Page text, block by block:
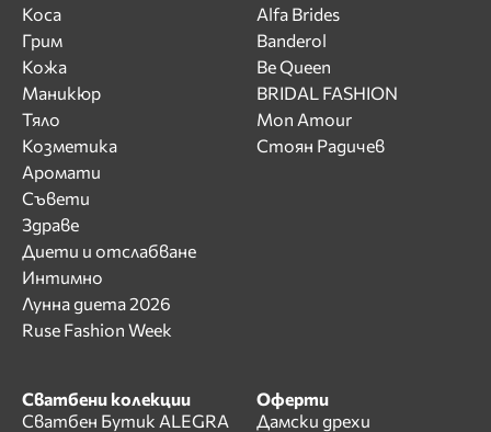
Коса
Грим
Кожа
Маникюр
Тяло
Козметика
Аромати
Съвети
Здраве
Диети и отслабване
Интимно
Лунна диета 2026
Ruse Fashion Week
Alfa Brides
Banderol
Be Queen
BRIDAL FASHION
Mon Amour
Стоян Радичев
Сватбени колекции
Сватбен Бутик ALEGRA
Оферти
Дамски дрехи